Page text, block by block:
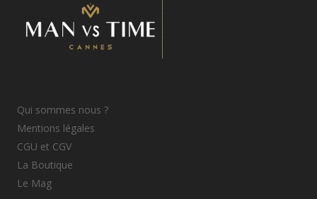
Qui sommes nous ?
Mentions légales
CGU et CGV
La Boutique
Le Mag